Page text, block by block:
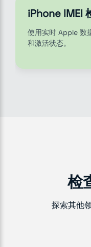
iPhone IMEI
使用实时 Apple 数
和激活状态。
检
探索其他